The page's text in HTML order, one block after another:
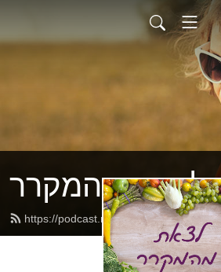
לצאת מהמקרר
https://podcast.naturalist.co.il/feed.xml